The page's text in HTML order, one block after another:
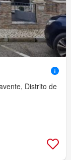
Distrito de